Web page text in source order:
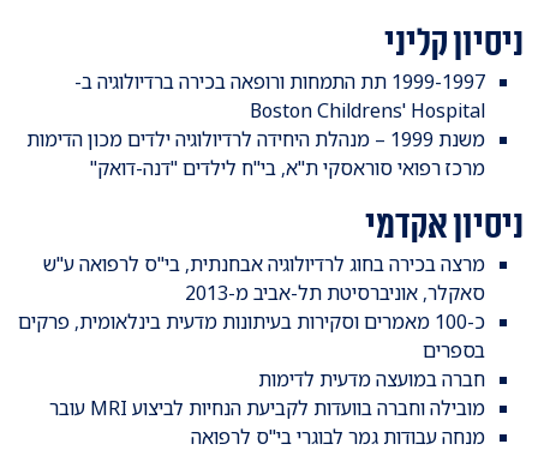
ניסיון קליני
1999-1997 תת התמחות ורופאה בכירה ברדיולוגיה ב-
Boston Childrens' Hospital
משנת 1999 – מנהלת היחידה לרדיולוגיה ילדים מכון הדימות
מרכז רפואי סוראסקי ת"א, בי"ח לילדים "דנה-דואק"
ניסיון אקדמי
מרצה בכירה בחוג לרדיולוגיה אבחנתית, בי"ס לרפואה ע"ש
סאקלר, אוניברסיטת תל-אביב מ-2013
כ-100 מאמרים וסקירות בעיתונות מדעית בינלאומית, פרקים
בספרים
חברה במועצה מדעית לדימות
מובילה וחברה בוועדות לקביעת הנחיות לביצוע MRI עובר
מנחה עבודות גמר לבוגרי בי"ס לרפואה